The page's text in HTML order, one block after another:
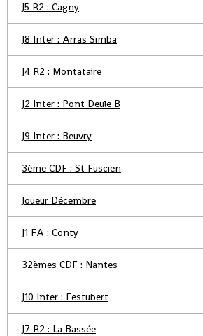
J5 R2 : Cagny
J8 Inter : Arras Simba
J4 R2 : Montataire
J2 Inter : Pont Deule B
J9 Inter : Beuvry
3ème CDF : St Fuscien
Joueur Décembre
J1 FA : Conty
32èmes CDF : Nantes
J10 Inter : Festubert
J7 R2 : La Bassée